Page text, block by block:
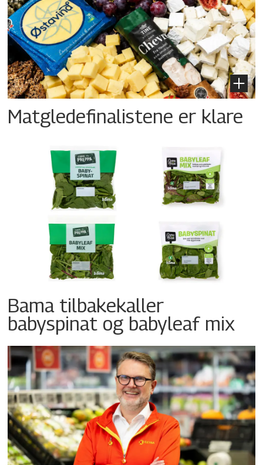
Matgledefinalistene er klare
Bama tilbakekaller
babyspinat og babyleaf mix